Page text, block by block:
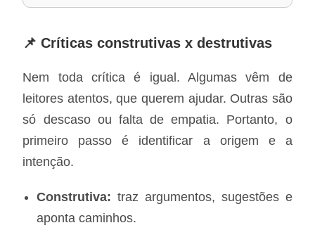
📌 Críticas construtivas x destrutivas
Nem toda crítica é igual. Algumas vêm de
leitores atentos, que querem ajudar. Outras são
só descaso ou falta de empatia. Portanto, o
primeiro passo é identificar a origem e a
intenção.
Construtiva: traz argumentos, sugestões e
aponta caminhos.